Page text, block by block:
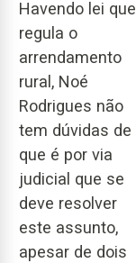
Havendo lei que
regula o
arrendamento
rural, Noé
Rodrigues não
tem dúvidas de
que é por via
judicial que se
deve resolver
este assunto,
apesar de dois